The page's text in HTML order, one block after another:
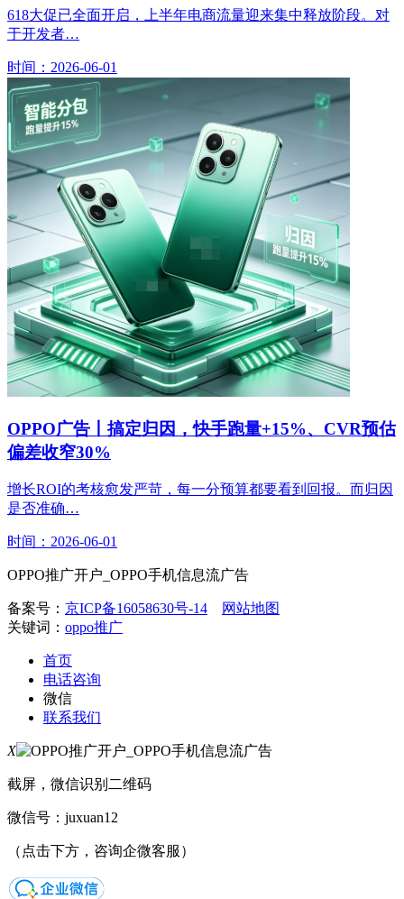
618大促已全面开启，上半年电商流量迎来集中释放阶段。对
于开发者…
时间：2026-06-01
OPPO广告丨搞定归因，快手跑量+15%、CVR预估
偏差收窄30%
增长ROI的考核愈发严苛，每一分预算都要看到回报。而归因
是否准确…
时间：2026-06-01
OPPO推广开户_OPPO手机信息流广告
备案号： 京ICP备16058630号-14
网站地图
关键词： oppo推广
首页
电话咨询
微信
联系我们
X
截屏，微信识别二维码
微信号： juxuan12
（点击下方，咨询企微客服）